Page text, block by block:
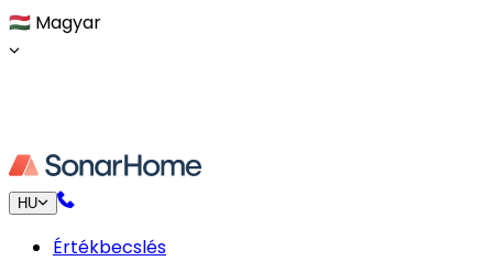
🇭🇺 Magyar
HU
Értékbecslés